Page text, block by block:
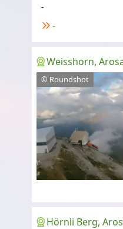
-
-
Weisshorn,
© Roundshot
Hörnli Berg,